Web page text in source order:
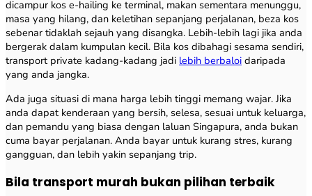
dicampur kos e-hailing ke terminal, makan sementara menunggu,
masa yang hilang, dan keletihan sepanjang perjalanan, beza kos
sebenar tidaklah sejauh yang disangka. Lebih-lebih lagi jika anda
bergerak dalam kumpulan kecil. Bila kos dibahagi sesama sendiri,
transport private kadang-kadang jadi lebih berbaloi daripada
yang anda jangka.
Ada juga situasi di mana harga lebih tinggi memang wajar. Jika
anda dapat kenderaan yang bersih, selesa, sesuai untuk keluarga,
dan pemandu yang biasa dengan laluan Singapura, anda bukan
cuma bayar perjalanan. Anda bayar untuk kurang stres, kurang
gangguan, dan lebih yakin sepanjang trip.
Bila transport murah bukan pilihan terbaik